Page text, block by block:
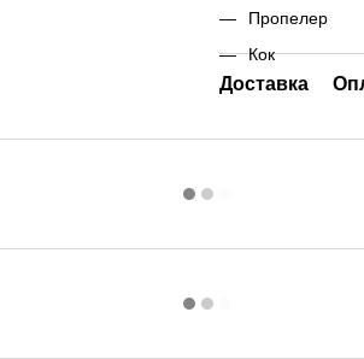
Пропелер
Кок
Доставка